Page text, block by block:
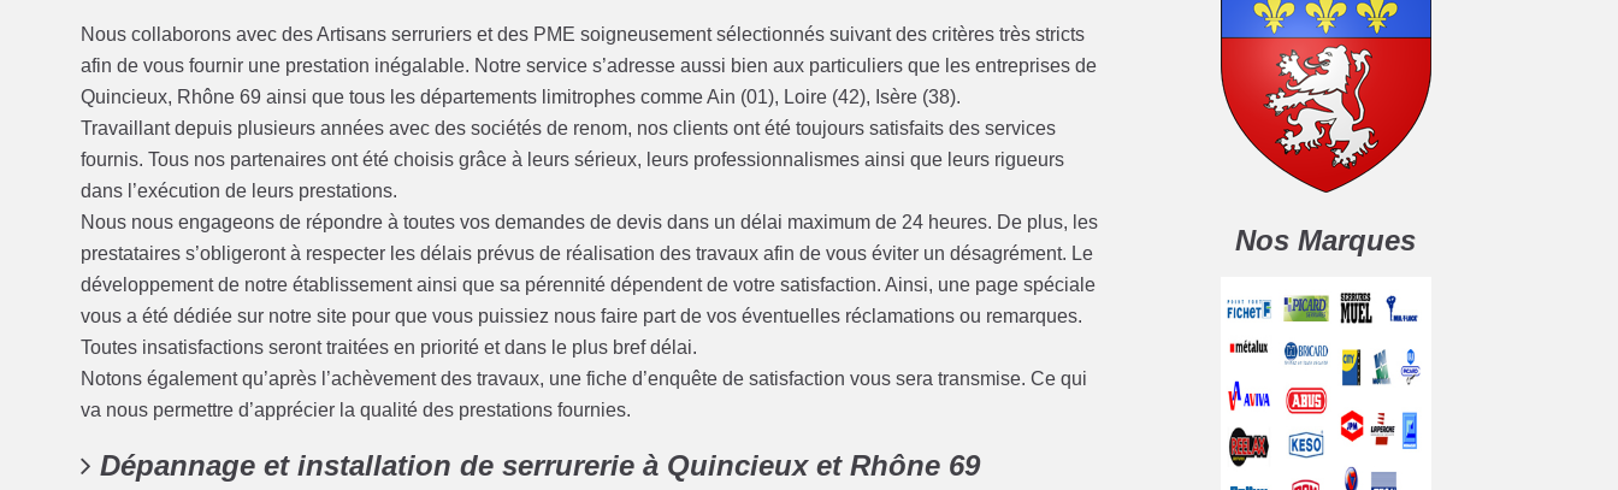
Nous collaborons avec des Artisans serruriers et des PME soigneusement sélectionnés suivant des critères très stricts
afin de vous fournir une prestation inégalable. Notre service s’adresse aussi bien aux particuliers que les entreprises de
Quincieux, Rhône 69 ainsi que tous les départements limitrophes comme Ain (01), Loire (42), Isère (38).
Travaillant depuis plusieurs années avec des sociétés de renom, nos clients ont été toujours satisfaits des services
fournis. Tous nos partenaires ont été choisis grâce à leurs sérieux, leurs professionnalismes ainsi que leurs rigueurs
dans l’exécution de leurs prestations.
Nous nous engageons de répondre à toutes vos demandes de devis dans un délai maximum de 24 heures. De plus, les
prestataires s’obligeront à respecter les délais prévus de réalisation des travaux afin de vous éviter un désagrément. Le
développement de notre établissement ainsi que sa pérennité dépendent de votre satisfaction. Ainsi, une page spéciale
vous a été dédiée sur notre site pour que vous puissiez nous faire part de vos éventuelles réclamations ou remarques.
Toutes insatisfactions seront traitées en priorité et dans le plus bref délai.
Notons également qu’après l’achèvement des travaux, une fiche d’enquête de satisfaction vous sera transmise. Ce qui
va nous permettre d’apprécier la qualité des prestations fournies.
Dépannage et installation de serrurerie à Quincieux et Rhône 69
Nos Marques